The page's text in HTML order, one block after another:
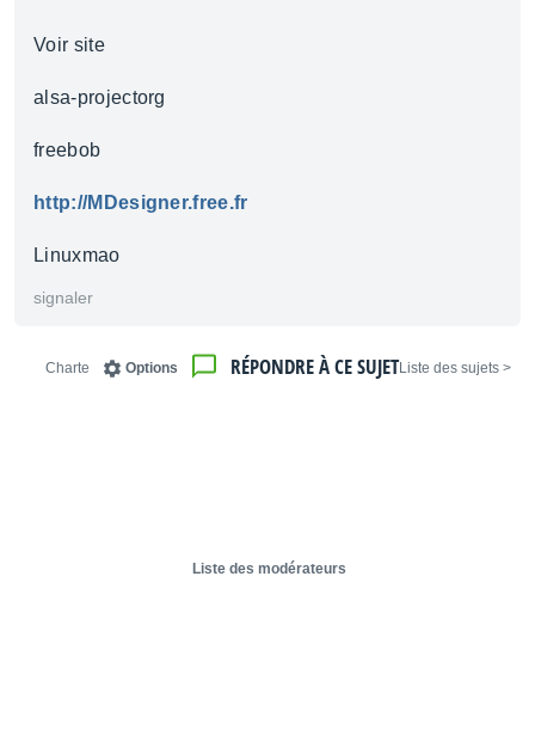
Voir site
alsa-projectorg
freebob
http://MDesigner.free.fr
Linuxmao
signaler
< Liste des sujets
RÉPONDRE À CE SUJET
Options
Charte
Liste des modérateurs